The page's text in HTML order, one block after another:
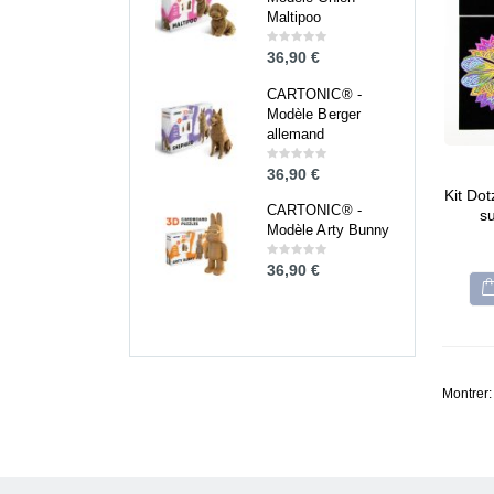
Kit
Montrer:
Maltipoo
0
out
5
36,90 €
CARTONIC® -
Modèle Berger
allemand
0
out
5
36,90 €
CARTONIC® -
Modèle Arty Bunny
0
out
36,90 €